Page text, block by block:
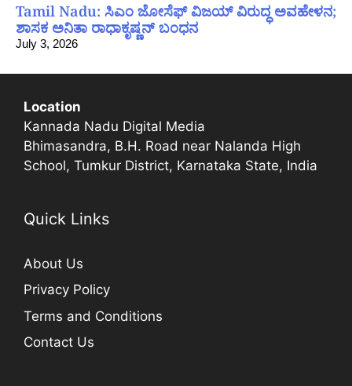
Tamil Nadu: ಸಿಎಂ ಜೋಸೆಫ್ ವಿಜಯ್ ವಿರುದ್ಧ ಅವಹೇಳನ;
ಶಾಸಕ ಅನಿತಾ ರಾಧಾಕೃಷ್ಣನ್ ಬಂಧನ
July 3, 2026
Location
Kannada Nadu Digital Media
Bhimasandra, B.H. Road near Nalanda High
School, Tumkur District, Karnataka State, India
Quick Links
About Us
Privacy Policy
Terms and Conditions
Contact Us